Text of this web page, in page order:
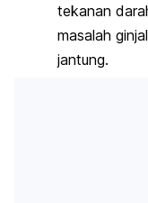
tekanan
masalah
jantung.